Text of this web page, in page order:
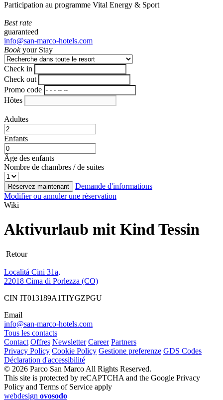
Participation au programme Vital Energy & Sport
Best rate
guaranteed
info@san-marco-hotels.com
Bookyour Stay
Check in
Check out
Promo code
Hôtes
Adultes
Enfants
Âge des enfants
Nombre de chambres / de suites
Réservez maintenant
Demande d'informations
Modifier ou annuler une réservation
Wiki
Aktivurlaub mit Kind Tessin
Retour
Localitá Cini 31a,
22018 Cima di Porlezza (CO)
CIN IT013189A1TIYGZPGU
Email
info@san-marco-hotels.com
Tous les contacts
Contact Offres Newsletter Career Partners
Privacy Policy Cookie Policy Gestione preferenze GDS Codes
Déclaration d'accessibilité
© 2026 Parco San Marco All Rights Reserved.
This site is protected by reCAPTCHA and the Google Privacy
Policy and Terms of Service apply
webdesign ovosodo